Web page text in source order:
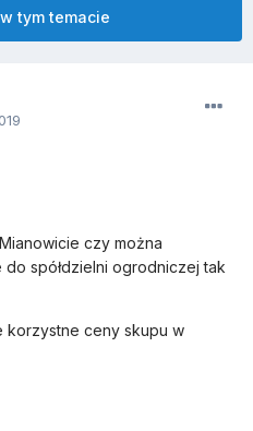
tym temacie
czy można
spółdzielni ogrodniczej tak
korzystne ceny skupu w